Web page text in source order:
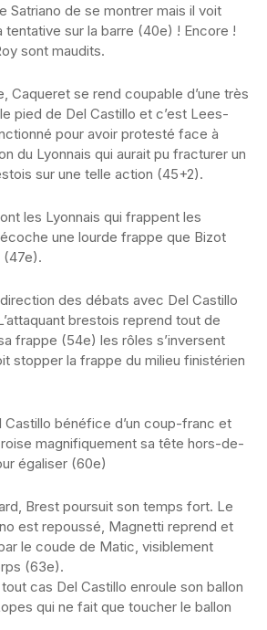
Satriano de se montrer mais il voit
sur la barre (40e) ! Encore !
sont maudits.
Caqueret se rend coupable d’une très
pied de Del Castillo et c’est Lees-
pour avoir protesté face à
du Lyonnais qui aurait pu fracturer un
sur une telle action (45+2).
les Lyonnais qui frappent les
une lourde frappe que Bizot
(47e).
des débats avec Del Castillo
brestois reprend tout de
frappe (54e) les rôles s’inversent
stopper la frappe du milieu finistérien
Castillo bénéfice d’un coup-franc et
magnifiquement sa tête hors-de-
égaliser (60e)
Brest poursuit son temps fort. Le
est repoussé, Magnetti reprend et
le coude de Matic, visiblement
(63e).
cas Del Castillo enroule son ballon
qui ne fait que toucher le ballon